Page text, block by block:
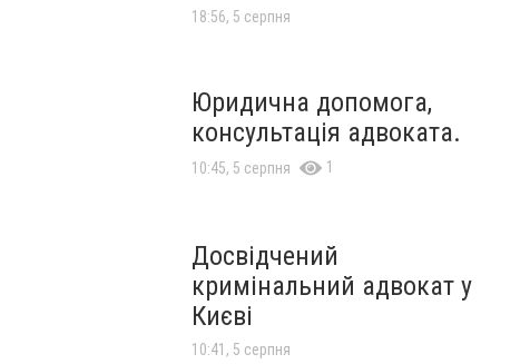
18:56, 5 серпня
Юридична допомога,
консультація адвоката.
10:45, 5 серпня 1
Досвідчений
кримінальний адвокат у
Києві
10:41, 5 серпня